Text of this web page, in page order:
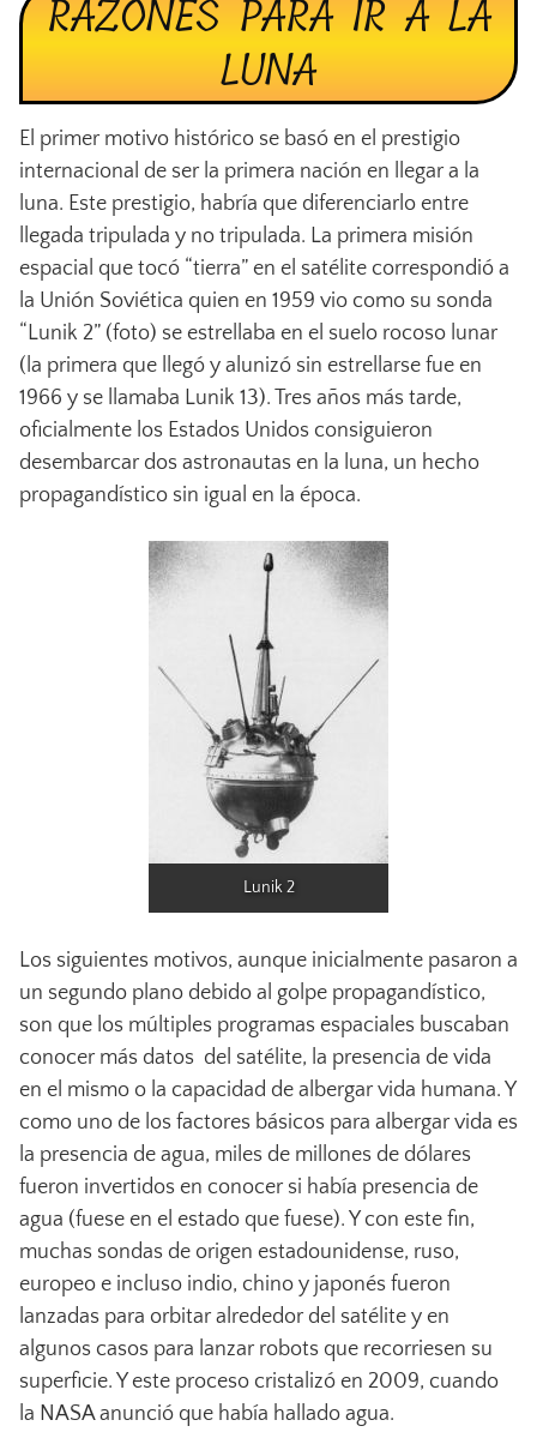
RAZONES PARA IR A LA
LUNA
El primer motivo histórico se basó en el prestigio
internacional de ser la primera nación en llegar a la
luna. Este prestigio, habría que diferenciarlo entre
llegada tripulada y no tripulada. La primera misión
espacial que tocó “tierra” en el satélite correspondió a
la Unión Soviética quien en 1959 vio como su sonda
“Lunik 2” (foto) se estrellaba en el suelo rocoso lunar
(la primera que llegó y alunizó sin estrellarse fue en
1966 y se llamaba Lunik 13). Tres años más tarde,
oficialmente los Estados Unidos consiguieron
desembarcar dos astronautas en la luna, un hecho
propagandístico sin igual en la época.
Lunik 2
Los siguientes motivos, aunque inicialmente pasaron a
un segundo plano debido al golpe propagandístico,
son que los múltiples programas espaciales buscaban
conocer más datos del satélite, la presencia de vida
en el mismo o la capacidad de albergar vida humana. Y
como uno de los factores básicos para albergar vida es
la presencia de agua, miles de millones de dólares
fueron invertidos en conocer si había presencia de
agua (fuese en el estado que fuese). Y con este fin,
muchas sondas de origen estadounidense, ruso,
europeo e incluso indio, chino y japonés fueron
lanzadas para orbitar alrededor del satélite y en
algunos casos para lanzar robots que recorriesen su
superficie. Y este proceso cristalizó en 2009, cuando
la NASA anunció que había hallado agua.